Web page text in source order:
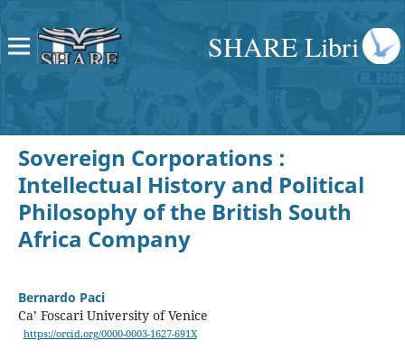
SHARE Libri
Sovereign Corporations :
Intellectual History and Political
Philosophy of the British South
Africa Company
Bernardo Paci
Ca’ Foscari University of Venice
https://orcid.org/0000-0003-1627-691X